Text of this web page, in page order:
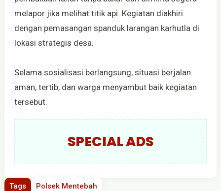
melapor jika melihat titik api. Kegiatan diakhiri
dengan pemasangan spanduk larangan karhutla di
lokasi strategis desa.
Selama sosialisasi berlangsung, situasi berjalan
aman, tertib, dan warga menyambut baik kegiatan
tersebut.
SPECIAL ADS
Tags Polsek Mentebah